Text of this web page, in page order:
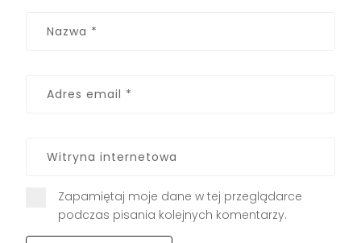
Zapamiętaj moje dane w tej przeglądarce
podczas pisania kolejnych komentarzy.